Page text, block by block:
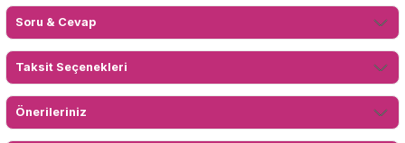
Soru & Cevap
Taksit Seçenekleri
Önerileriniz